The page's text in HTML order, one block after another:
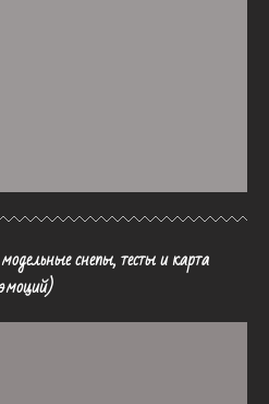
снепы, тесты и карта